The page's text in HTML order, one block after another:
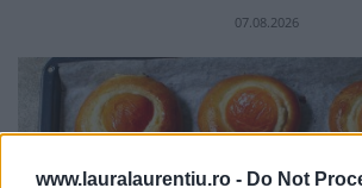
www.lauralaurentiu.ro - Do Not
07.08.2026